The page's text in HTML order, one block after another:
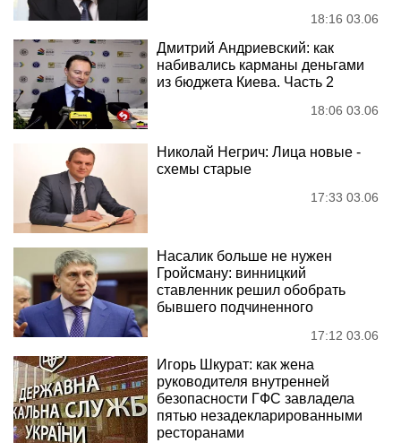
18:16 03.06
Дмитрий Андриевский: как
набивались карманы деньгами
из бюджета Киева. Часть 2
18:06 03.06
Николай Негрич: Лица новые -
схемы старые
17:33 03.06
Насалик больше не нужен
Гройсману: винницкий
ставленник решил обобрать
бывшего подчиненного
17:12 03.06
Игорь Шкурат: как жена
руководителя внутренней
безопасности ГФС завладела
пятью незадекларированными
ресторанами